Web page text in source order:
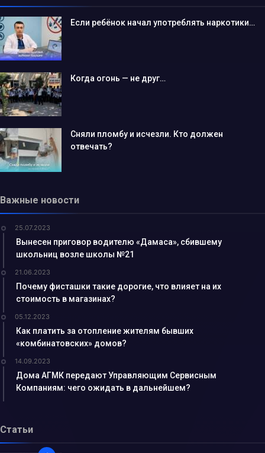
Если ребёнок начал употреблять наркотики…
Когда огонь — не друг…
Сняли пломбу и исчезли. Кто должен
отвечать?
Важные новости
25.07.2023
Вынесен приговор водителю «Дамаса», сбившему
школьниц возле школы №21
21.06.2023
Почему фисташки такие дорогие, что влияет на их
стоимость в магазинах?
05.12.2023
Как платить за отопление жителям бывших
«комбинатовских» домов?
14.09.2023
Дома АГМК передают Управляющим Сервисным
Компаниям: чего ожидать в дальнейшем?
Статьи